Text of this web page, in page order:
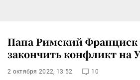
Папа Римский Франциск
закончить конфликт на
2 октября 2022, 13:52 10